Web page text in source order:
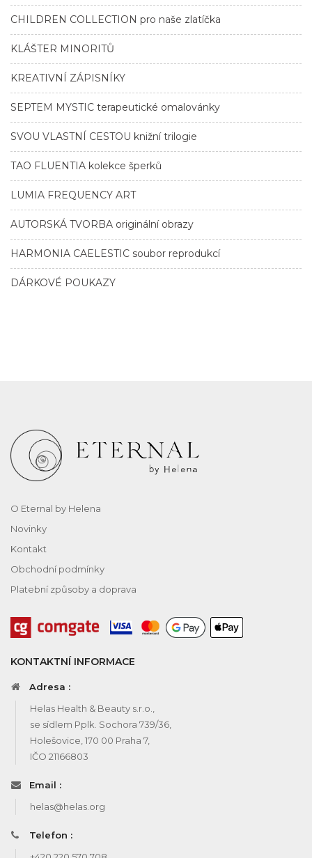
CHILDREN COLLECTION pro naše zlatíčka
KLÁŠTER MINORITŮ
KREATIVNÍ ZÁPISNÍKY
SEPTEM MYSTIC terapeutické omalovánky
SVOU VLASTNÍ CESTOU knižní trilogie
TAO FLUENTIA kolekce šperků
LUMIA FREQUENCY ART
AUTORSKÁ TVORBA originální obrazy
HARMONIA CAELESTIC soubor reprodukcí
DÁRKOVÉ POUKAZY
O Eternal by Helena
Novinky
Kontakt
Obchodní podmínky
Platební způsoby a doprava
KONTAKTNÍ INFORMACE
Adresa :
Helas Health & Beauty s.r.o.,
se sídlem Pplk. Sochora 739/36,
Holešovice, 170 00 Praha 7,
IČO 21166803
Email :
helas@helas.org
Telefon :